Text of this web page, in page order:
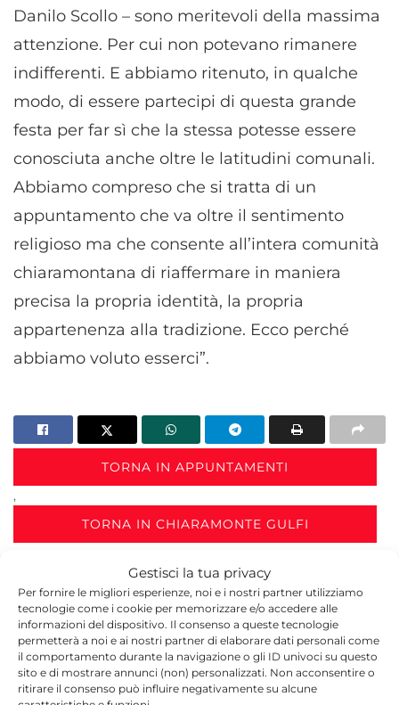
Gestisci la tua privacy
Per fornire le migliori esperienze, noi e i nostri partner utilizziamo
tecnologie come i cookie per memorizzare e/o accedere alle
informazioni del dispositivo. Il consenso a queste tecnologie
permetterà a noi e ai nostri partner di elaborare dati personali come
il comportamento durante la navigazione o gli ID univoci su questo
sito e di mostrare annunci (non) personalizzati. Non acconsentire o
ritirare il consenso può influire negativamente su alcune
Danilo Scollo – sono meritevoli della massima
attenzione. Per cui non potevano rimanere
indifferenti. E abbiamo ritenuto, in qualche
modo, di essere partecipi di questa grande
festa per far sì che la stessa potesse essere
conosciuta anche oltre le latitudini comunali.
Abbiamo compreso che si tratta di un
appuntamento che va oltre il sentimento
religioso ma che consente all’intera comunità
chiaramontana di riaffermare in maniera
precisa la propria identità, la propria
appartenenza alla tradizione. Ecco perché
abbiamo voluto esserci”.
TORNA IN APPUNTAMENTI
,
TORNA IN CHIARAMONTE GULFI
Redazione